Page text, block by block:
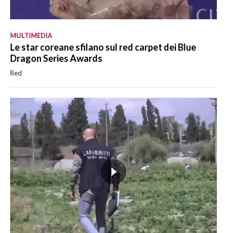
MULTIMEDIA
Le star coreane sfilano sul red carpet dei Blue
Dragon Series Awards
Red